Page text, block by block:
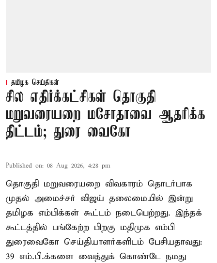
தமிழக செய்திகள்
சில எதிர்க்கட்சிகள் தொகுதி
மறுவரையறை மசோதாவை ஆதரிக்க
திட்டம்; துரை வைகோ
Published on: 08 Aug 2026, 4:28 pm
தொகுதி மறுவரையறை விவகாரம் தொடர்பாக
முதல் அமைச்சர் விஜய் தலைமையில் இன்று
தமிழக எம்பிக்கள் கூட்டம் நடைபெற்றது. இந்தக்
கூட்டத்தில் பங்கேற்ற பிறகு மதிமுக எம்பி
துரைவைகோ செய்தியாளர்களிடம் பேசியதாவது:
39 எம்.பி.க்களை வைத்துக் கொண்டே நமது